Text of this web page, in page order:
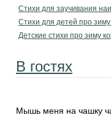
Стихи для заучивания
Стихи для детей про зиму
Детские стихи про зиму
В гостях
Мышь меня на чашку